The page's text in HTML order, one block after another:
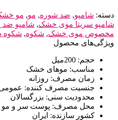
دسته: شامپو, ضد شوره, مو, مو
شامپو سریتا موی خشک, شامپو ضد
مخصوص موی خشک, شکوه, شکوه
ویژگی‌های محصول
حجم: 200میل
مناسب: موهای خشک
زمان مصرف: روزانه
جنسیت مصرف کننده:
محدودیت سنی: بزرگسالان
محل مصرف: پوست سر و مو
کشور سازنده: ایران